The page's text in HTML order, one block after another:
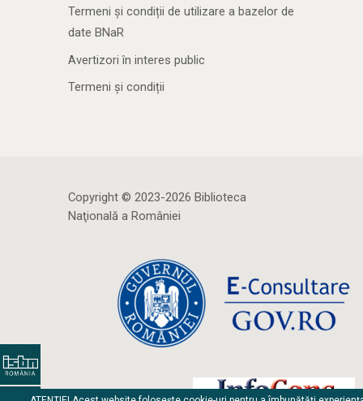
Termeni și condiții de utilizare a bazelor de
date BNaR
Avertizori în interes public
Termeni și condiții
Copyright © 2023-2026 Biblioteca
Naţională a României